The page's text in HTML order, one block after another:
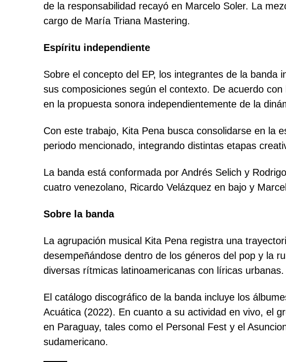
de la responsabilidad recayó en Marcelo Soler. La
cargo de María Triana Mastering.
Espíritu independiente
Sobre el concepto del EP, los integrantes de la
sus composiciones según el contexto. De acuerdo
en la propuesta sonora independientemente de la
Con este trabajo, Kita Pena busca consolidarse en la
periodo mencionado, integrando distintas etapas
La banda está conformada por Andrés Selich y
cuatro venezolano, Ricardo Velázquez en bajo y
Sobre la banda
La agrupación musical Kita Pena registra una
desempeñándose dentro de los géneros del pop y la
diversas rítmicas latinoamericanas con líricas urbanas.
El catálogo discográfico de la banda incluye los
Acuática (2022). En cuanto a su actividad en vivo, el
en Paraguay, tales como el Personal Fest y el
sudamericano.